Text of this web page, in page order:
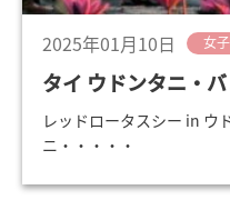
2025年01月10日 女
タイ ウドンタニ・
レッドロータスシー in ウ
ニ・・・・・